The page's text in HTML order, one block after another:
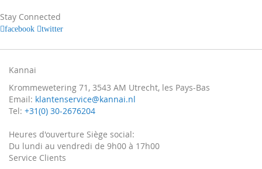
:Stay Connected
facebook twitter
Kannai
Krommewetering 71, 3543 AM Utrecht, les Pays-Bas
Email: klantenservice@kannai.nl
Tel: +31(0) 30-2676204
Heures d'ouverture Siège social:
Du lundi au vendredi de 9h00 à 17h00
Service Clients